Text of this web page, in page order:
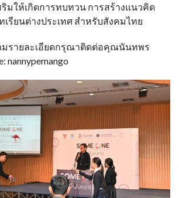
ริมให้เกิดการทบทวน การสร้างแนวคิด
รียนต่างประเทศ สำหรับสังคมไทย
มรายละเอียดกรุณาติดต่อคุณนันทพร
nannypemango